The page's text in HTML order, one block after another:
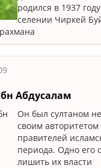
родился в 1937
селении Чиркей
Абдусалам
Он был султаном
своим
правителей
периода. Одно его
лишить их власти